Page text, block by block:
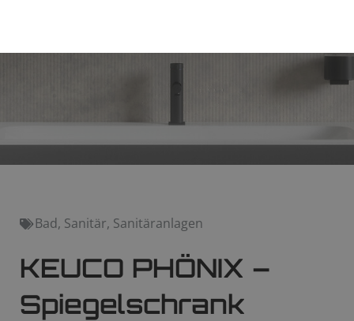
Bad, Sanitär, Sanitäranlagen
KEUCO PHÖNIX –
Spiegelschrank